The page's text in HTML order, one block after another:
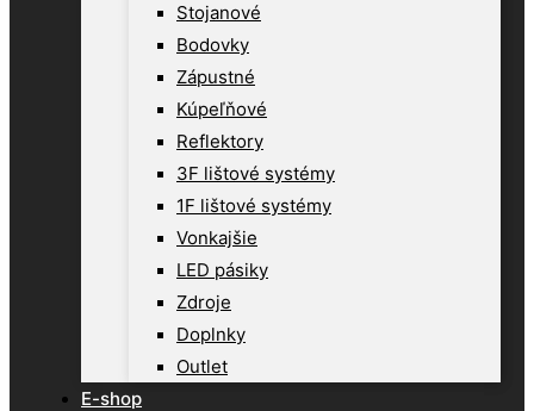
Stojanové
Bodovky
Zápustné
Kúpeľňové
Reflektory
3F lištové systémy
1F lištové systémy
Vonkajšie
LED pásiky
Zdroje
Doplnky
Outlet
E-shop